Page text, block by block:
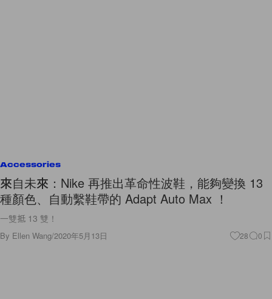
Accessories
來自未來：Nike 再推出革命性波鞋，能夠變換 13
種顏色、自動繫鞋帶的 Adapt Auto Max ！
一雙抵 13 雙！
By Ellen Wang/2020年5月13日 28 0